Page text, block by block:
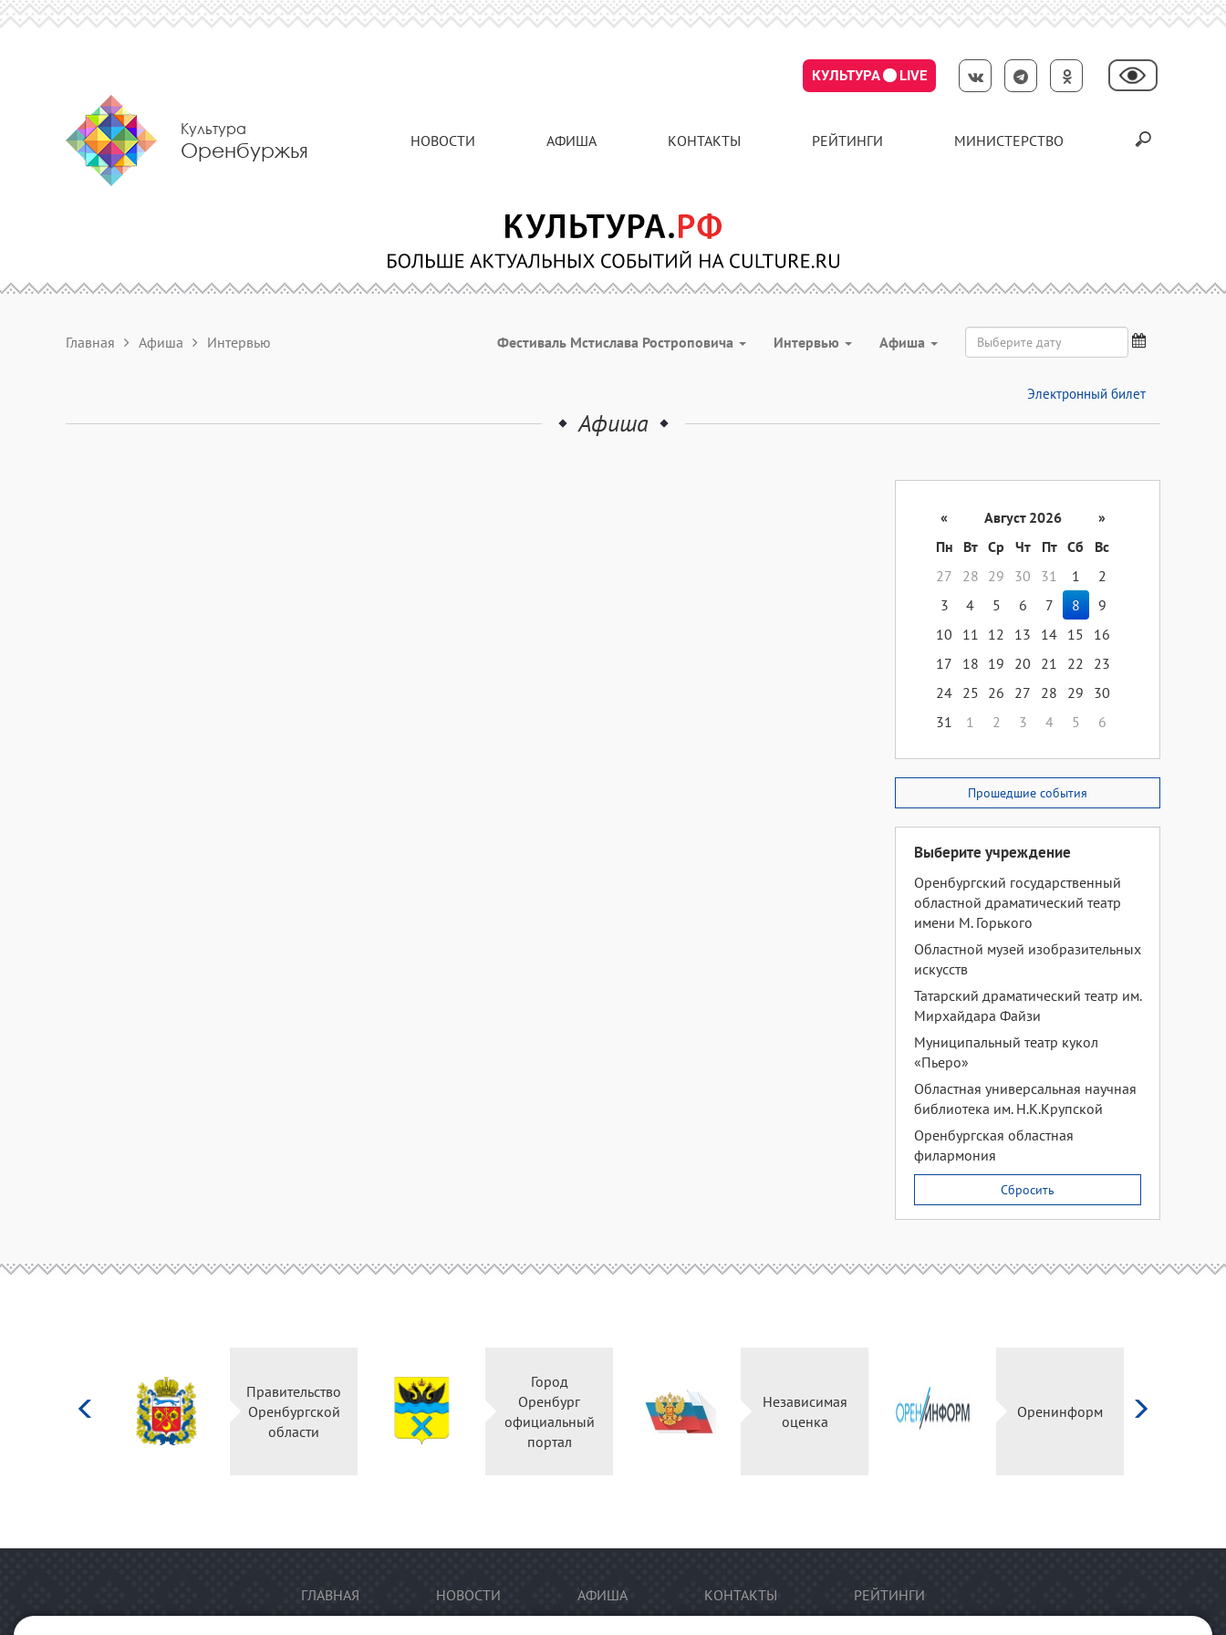
КУЛЬТУРА LIVE
Культура
Оренбуржья НОВОСТИ АФИША КОНТАКТЫ РЕЙТИНГИ МИНИСТЕРСТВО
Главная Афиша Интервью Фестиваль Мстислава Ростроповича Интервью Aфиша
Электронный билет
Афиша
« Август 2026
»
Пн
Вт Ср Чт Пт Сб
Вс
27
28 29 30 31 1
2
3
4 5 6 7 8
9
10
11 12 13 14 15
16
17
18 19 20 21 22
23
24 25 26 27 28 29
30
31
1 2 3 4 5 6
Прошедшие события
Выберите учреждение
Оренбургский государственный
областной драматический театр
имени М. Горького
Областной музей изобразительных
искусств
Татарский драматический театр им.
Мирхайдара Файзи
Муниципальный театр кукол
«Пьеро»
Областная универсальная научная
библиотека им. Н.К.Крупской
Оренбургская областная
филармония
Сбросить
Правительство
Оренбургской
области
Город
Оренбург
официальный
портал
Независимая
оценка
Оренинформ
ГЛАВНАЯ НОВОСТИ АФИША КОНТАКТЫ РЕЙТИНГИ